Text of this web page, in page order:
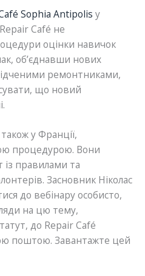
Sophia Antipolis у
Café не
оцінки навичок
об’єднавши нових
ремонтниками,
що новий
у Франції,
процедурою. Вони
із правилами та
Засновник Ніколас
до вебінару особисто,
на цю тему,
до Repair Café
поштою. Завантажте цей